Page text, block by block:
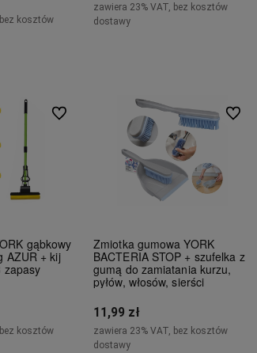
kosztów
zawiera 23% VAT, bez kosztów
dostawy
gąbkowy
AZUR + kij
zapasy
kosztów
Do ulubionych
Zmiotka gumowa YORK
BACTERIA STOP + szufelka z
gumą do zamiatania kurzu,
pyłów, włosów, sierści
11,99 zł
zawiera 23% VAT, bez kosztów
dostawy
Do